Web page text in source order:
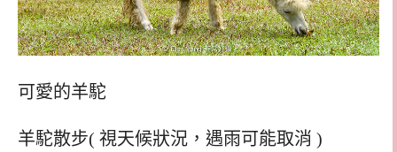
可愛的羊駝
羊駝散步( 視天候狀況，遇雨可能取消 )